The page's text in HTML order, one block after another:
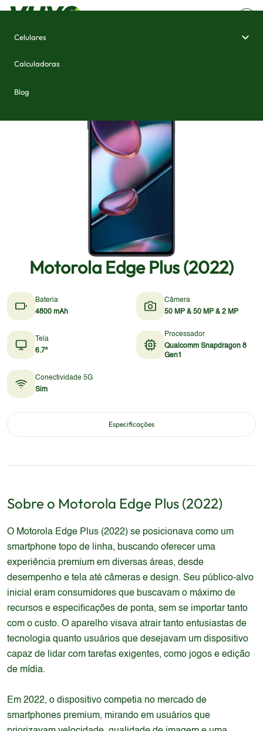
Celulares
Calculadoras
Blog
Motorola Edge Plus (2022)
Bateria
4800 mAh
Câmera
50 MP & 50 MP & 2 MP
Tela
6.7"
Processador
Qualcomm Snapdragon 8
Gen1
Conectividade 5G
Sim
Especificações
Sobre o Motorola Edge Plus (2022)
O Motorola Edge Plus (2022) se posicionava como um
smartphone topo de linha, buscando oferecer uma
experiência premium em diversas áreas, desde
desempenho e tela até câmeras e design. Seu público-alvo
inicial eram consumidores que buscavam o máximo de
recursos e especificações de ponta, sem se importar tanto
com o custo. O aparelho visava atrair tanto entusiastas de
tecnologia quanto usuários que desejavam um dispositivo
capaz de lidar com tarefas exigentes, como jogos e edição
de mídia.
Em 2022, o dispositivo competia no mercado de
smartphones premium, mirando em usuários que